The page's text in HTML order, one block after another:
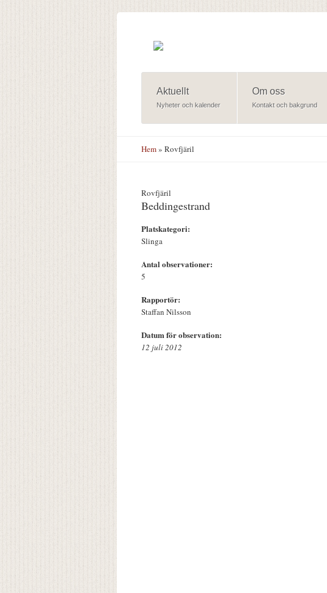
Aktuellt
Nyheter och kalender
Om oss
Kontakt och bakgrund
Hem» Rovfjäril
Rovfjäril
Beddingestrand
Platskategori:
Slinga
Antal observationer:
5
Rapportör:
Staffan Nilsson
Datum för observation:
12 juli 2012